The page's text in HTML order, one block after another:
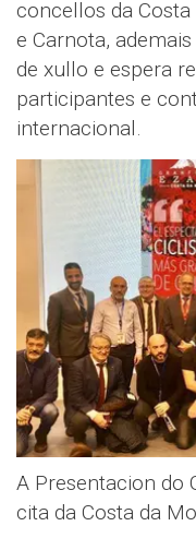
concellos da
e Carnota,
de xullo e espera
participantes e
internacional.
A Presentacion do
cita da Costa da